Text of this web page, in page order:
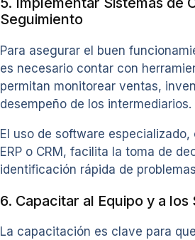
Seguimiento
Para asegurar el buen
es necesario contar con
permitan monitorear ventas,
desempeño de los intermediarios.
El uso de software especializado,
ERP o CRM, facilita la toma de
identificación rápida de
6. Capacitar al Equipo y a los
La capacitación es clave para